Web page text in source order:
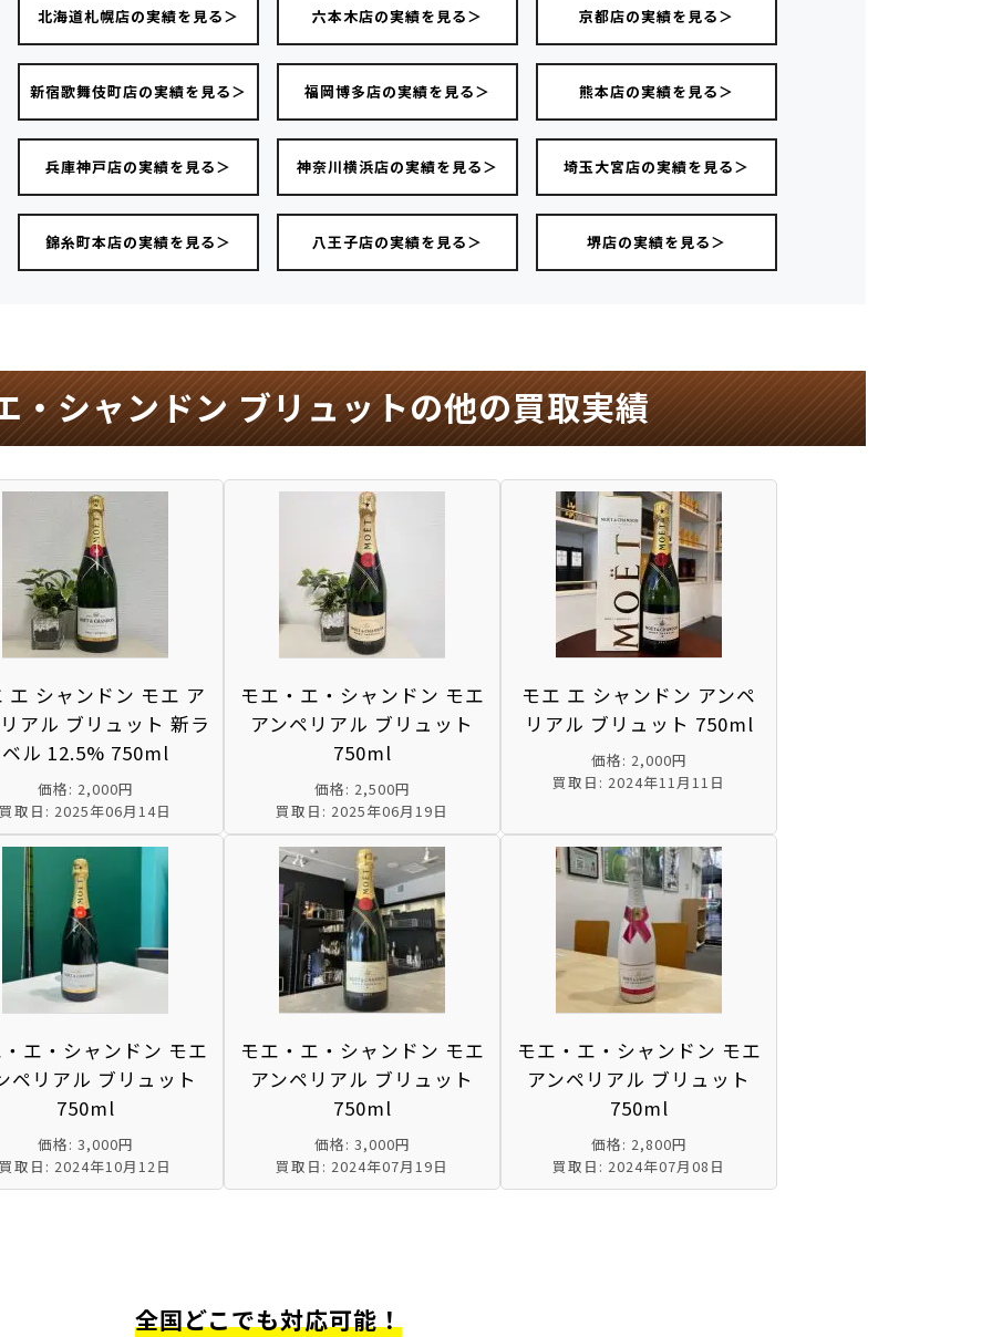
北海道札幌店の実績を見る＞ 六本木店の実績を見る＞ 京都店の実績を見る＞
新宿歌舞伎町店の実績を見る＞ 福岡博多店の実績を見る＞ 熊本店の実績を見る＞
兵庫神戸店の実績を見る＞ 神奈川横浜店の実績を見る＞ 埼玉大宮店の実績を見る＞
錦糸町本店の実績を見る＞ 八王子店の実績を見る＞ 堺店の実績を見る＞
・シャンドン ブリュットの他の買取実績
エ シャンドン モエ ア
アル ブリュット 新ラ
ベル 12.5% 750ml
価格: 2,000円
買取日: 2025年06月14日
モエ・エ・シャンドン モエ
アンペリアル ブリュット
750ml
価格: 2,500円
買取日: 2025年06月19日
モエ エ シャンドン アンペ
リアル ブリュット 750ml
価格: 2,000円
買取日: 2024年11月11日
エ・シャンドン モエ
ペリアル ブリュット
750ml
価格: 3,000円
買取日: 2024年10月12日
モエ・エ・シャンドン モエ
アンペリアル ブリュット
750ml
価格: 3,000円
買取日: 2024年07月19日
モエ・エ・シャンドン モエ
アンペリアル ブリュット
750ml
価格: 2,800円
買取日: 2024年07月08日
全国どこでも対応可能！